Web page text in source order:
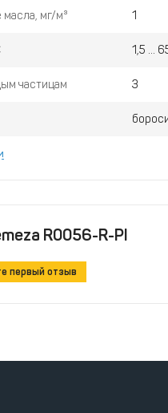
мг/м³ 1
1,5 ...
частицам 3
R0056-R-PI
первый отзыв